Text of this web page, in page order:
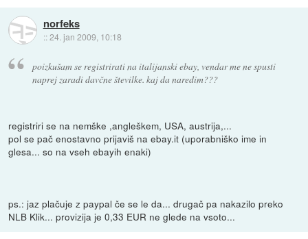
norfeks
::24. jan 2009, 10:18
poizkušam se registrirati na italijanski ebay, vendar me ne spusti
naprej zaradi davčne številke. kaj da naredim???
registriri se na nemške ,angleškem, USA, austrija,...
pol se pač enostavno prijaviš na ebay.it (uporabniško ime in
glesa... so na vseh ebayih enaki)
ps.: jaz plačuje z paypal če se le da... drugač pa nakazilo preko
NLB Klik... provizija je 0,33 EUR ne glede na vsoto...